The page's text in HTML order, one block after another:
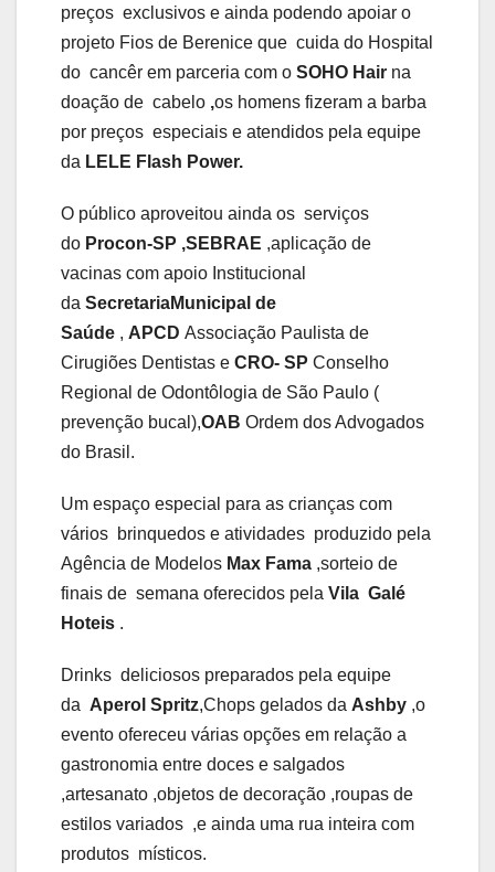
preços exclusivos e ainda podendo apoiar o
projeto Fios de Berenice que cuida do Hospital
do cancêr em parceria com o SOHO Hair na
doação de cabelo ,os homens fizeram a barba
por preços especiais e atendidos pela equipe
da LELE Flash Power.
O público aproveitou ainda os serviços
do Procon-SP ,SEBRAE ,aplicação de
vacinas com apoio Institucional
da SecretariaMunicipal de
Saúde , APCD Associação Paulista de
Cirugiões Dentistas e CRO- SP Conselho
Regional de Odontôlogia de São Paulo (
prevenção bucal),OAB Ordem dos Advogados
do Brasil.
Um espaço especial para as crianças com
vários brinquedos e atividades produzido pela
Agência de Modelos Max Fama ,sorteio de
finais de semana oferecidos pela Vila Galé
Hoteis .
Drinks deliciosos preparados pela equipe
da Aperol Spritz,Chops gelados da Ashby ,o
evento ofereceu várias opções em relação a
gastronomia entre doces e salgados
,artesanato ,objetos de decoração ,roupas de
estilos variados ,e ainda uma rua inteira com
produtos místicos.